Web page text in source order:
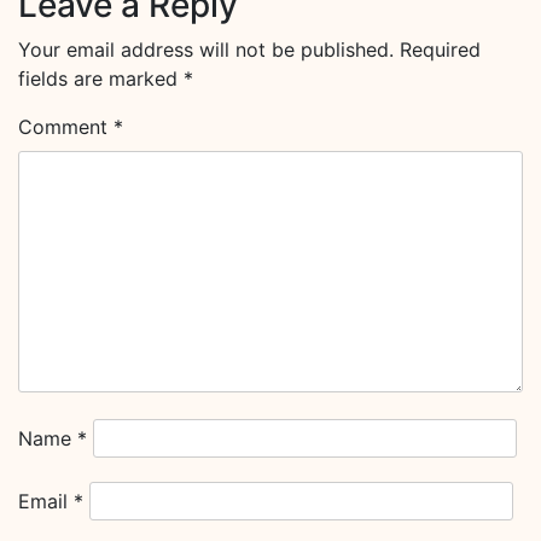
Your email address will not be published. Required
fields are marked *
Comment *
Name *
Email *